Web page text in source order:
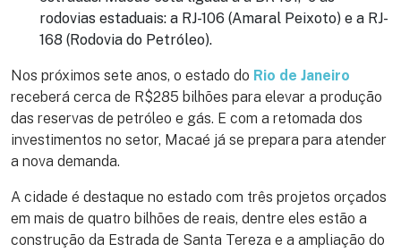
rodovias estaduais: a RJ-106 (Amaral Peixoto) e a RJ-
168 (Rodovia do Petróleo).
Nos próximos sete anos, o estado do Rio de Janeiro
receberá cerca de R$285 bilhões para elevar a produção
das reservas de petróleo e gás. E com a retomada dos
investimentos no setor, Macaé já se prepara para atender
a nova demanda.
A cidade é destaque no estado com três projetos orçados
em mais de quatro bilhões de reais, dentre eles estão a
construção da Estrada de Santa Tereza e a ampliação do